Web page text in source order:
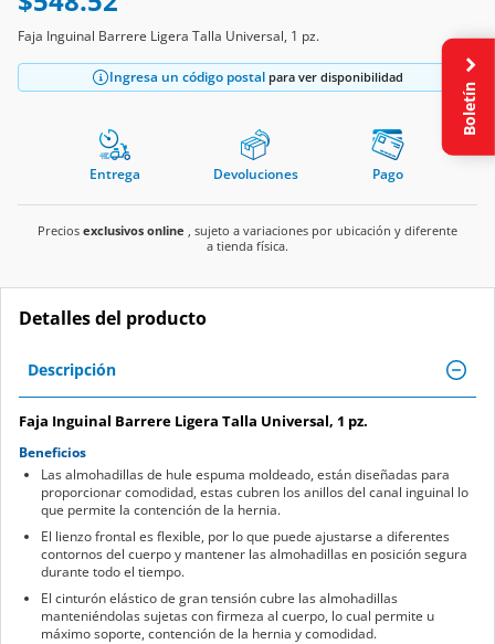
Faja Inguinal Barrere Ligera Talla Universal, 1 pz.
Ingresa un código postal para ver disponibilidad
Entrega Devoluciones Pago
Precios exclusivos online , sujeto a variaciones por ubicación y diferente
a tienda física.
Detalles del producto
Descripción
Faja Inguinal Barrere Ligera Talla Universal, 1 pz.
Beneficios
Las almohadillas de hule espuma moldeado, están diseñadas para
proporcionar comodidad, estas cubren los anillos del canal inguinal lo
que permite la contención de la hernia.
El lienzo frontal es flexible, por lo que puede ajustarse a diferentes
contornos del cuerpo y mantener las almohadillas en posición segura
durante todo el tiempo.
El cinturón elástico de gran tensión cubre las almohadillas
manteniéndolas sujetas con firmeza al cuerpo, lo cual permite u
máximo soporte, contención de la hernia y comodidad.
Boletín